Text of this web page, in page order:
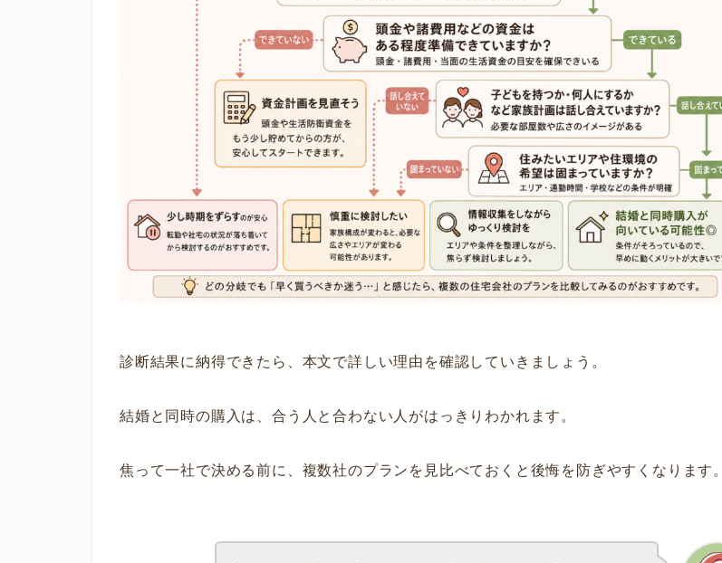
診断結果に納得できたら、本文で詳しい理由を確認していきましょう。
結婚と同時の購入は、合う人と合わない人がはっきりわかれます。
焦って一社で決める前に、複数社のプランを見比べておくと後悔を防ぎやすくなります。